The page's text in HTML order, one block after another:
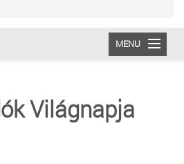
MENU
Világnapja